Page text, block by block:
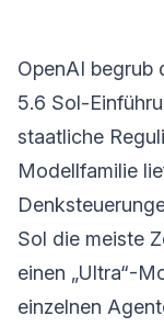
OpenAI begrub
5.6 Sol-
staatliche
Modellfamilie
Sol die meiste
einen „Ultra“-
einzelnen